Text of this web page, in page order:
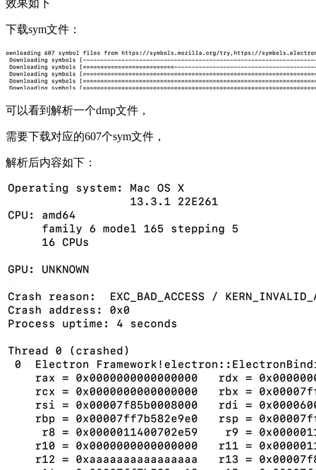
效果如下
下载sym文件：
可以看到解析一个dmp文件，
需要下载对应的607个sym文件，
解析后内容如下：